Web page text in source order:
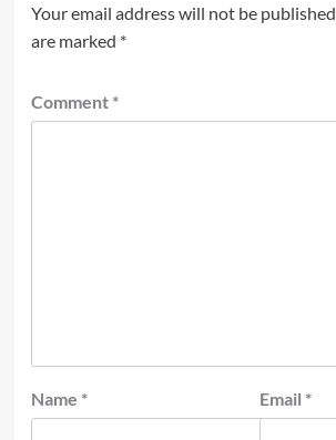
Your email address will not be published.
are marked *
Comment *
Name * Email *